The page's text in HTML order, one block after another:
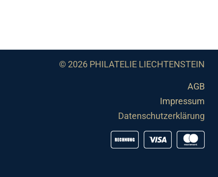
© 2026 PHILATELIE LIECHTENSTEIN
AGB
Impressum
Datenschutzerklärung